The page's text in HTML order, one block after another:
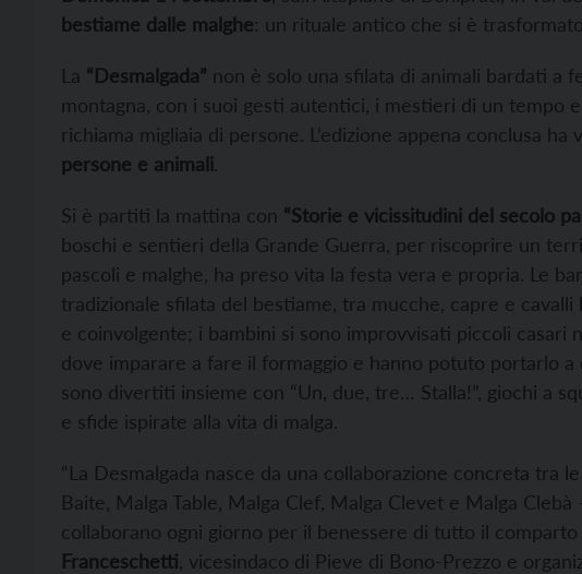
bestiame dalle malghe: un rituale antico che si è
La “Desmalgada” non è solo una sfilata di animali bardati a
montagna, con i suoi gesti autentici, i mestieri di un tempo
richiama migliaia di persone. L’edizione appena conclusa ha
persone e animali.
Si è partiti la mattina con “Storie e vicissitudini del secolo
boschi e sentieri della Grande Guerra, per riscoprire un
pascoli e malghe, ha preso vita la festa vera e propria. Le
tradizionale sfilata del bestiame, tra mucche, capre e cavalli
e coinvolgente; i bambini si sono improvvisati piccoli casari
dove imparare a fare il formaggio e hanno potuto portarlo a
sono divertiti insieme con “Un, due, tre… Stalla!”, giochi a
e sfide ispirate alla vita di malga.
“La Desmalgada nasce da una collaborazione concreta tra le
Baite, Malga Table, Malga Clef, Malga Clevet e Malga
collaborano ogni giorno per il benessere di tutto il comparto
Franceschetti , vicesindaco di Pieve di Bono-Prezzo e